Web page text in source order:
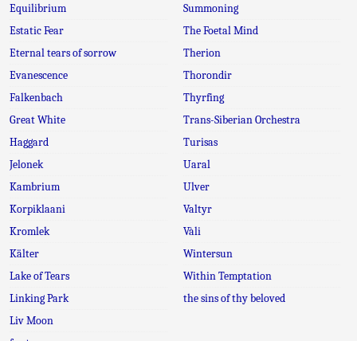
Equilibrium
Estatic Fear
Eternal tears of sorrow
Evanescence
Falkenbach
Great White
Haggard
Jelonek
Kambrium
Korpiklaani
Kromlek
Kälter
Lake of Tears
Linking Park
Liv Moon
Summoning
The Foetal Mind
Therion
Thorondir
Thyrfing
Trans-Siberian Orchestra
Turisas
Uaral
Ulver
Valtyr
Vàli
Wintersun
Within Temptation
the sins of thy beloved